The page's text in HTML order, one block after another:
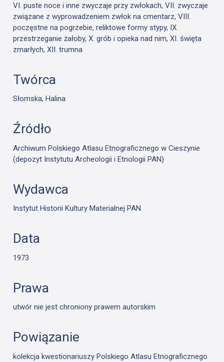
VI. puste noce i inne zwyczaje przy zwłokach, VII. zwyczaje
związane z wyprowadzeniem zwłok na cmentarz, VIII.
poczęstne na pogrzebie, reliktowe formy stypy, IX.
przestrzeganie żałoby, X. grób i opieka nad nim, XI. święta
zmarłych, XII. trumna
Twórca
Słomska, Halina
Źródło
Archiwum Polskiego Atlasu Etnograficznego w Cieszynie
(depozyt Instytutu Archeologii i Etnologii PAN)
Wydawca
Instytut Historii Kultury Materialnej PAN
Data
1973
Prawa
utwór nie jest chroniony prawem autorskim
Powiązanie
kolekcja kwestionariuszy Polskiego Atlasu Etnograficznego